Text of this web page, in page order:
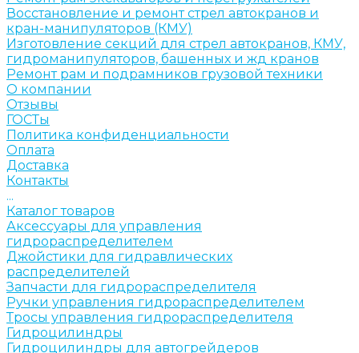
Восстановление и ремонт стрел автокранов и
кран-манипуляторов (КМУ)
Изготовление секций для стрел автокранов, КМУ,
гидроманипуляторов, башенных и жд кранов
Ремонт рам и подрамников грузовой техники
О компании
Отзывы
ГОСТы
Политика конфиденциальности
Оплата
Доставка
Контакты
...
Каталог товаров
Аксессуары для управления
гидрораспределителем
Джойстики для гидравлических
распределителей
Запчасти для гидрораспределителя
Ручки управления гидрораспределителем
Тросы управления гидрораспределителя
Гидроцилиндры
Гидроцилиндры для автогрейдеров